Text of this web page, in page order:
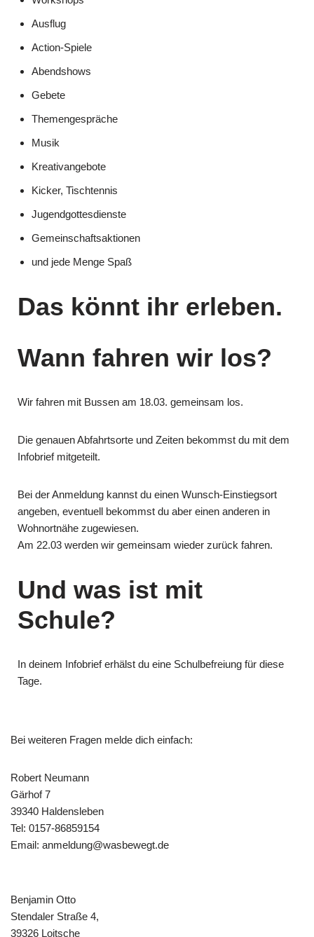
Ausflug
Action-Spiele
Abendshows
Gebete
Themengespräche
Musik
Kreativangebote
Kicker, Tischtennis
Jugendgottesdienste
Gemeinschaftsaktionen
und jede Menge Spaß
Das könnt ihr erleben.
Wann fahren wir los?
Wir fahren mit Bussen am 18.03. gemeinsam los.
Die genauen Abfahrtsorte und Zeiten bekommst du mit dem
Infobrief mitgeteilt.
Bei der Anmeldung kannst du einen Wunsch-Einstiegsort
angeben, eventuell bekommst du aber einen anderen in
Wohnortnähe zugewiesen.
Am 22.03 werden wir gemeinsam wieder zurück fahren.
Und was ist mit
Schule?
In deinem Infobrief erhälst du eine Schulbefreiung für diese
Tage.
Bei weiteren Fragen melde dich einfach:
Robert Neumann
Gärhof 7
39340 Haldensleben
Tel: 0157-86859154
Email: anmeldung@wasbewegt.de
Benjamin Otto
Stendaler Straße 4,
39326 Loitsche